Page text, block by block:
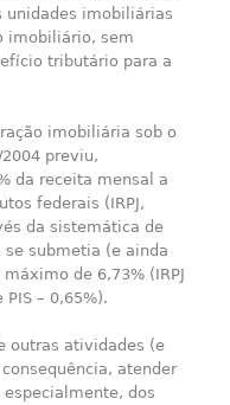
unidades imobiliárias
imobiliário, sem
tributário para a
imobiliária sob o
previu,
da receita mensal a
federais (IRPJ,
da sistemática de
se submetia (e ainda
de 6,73% (IRPJ
PIS – 0,65%).
outras atividades (e
atender
dos